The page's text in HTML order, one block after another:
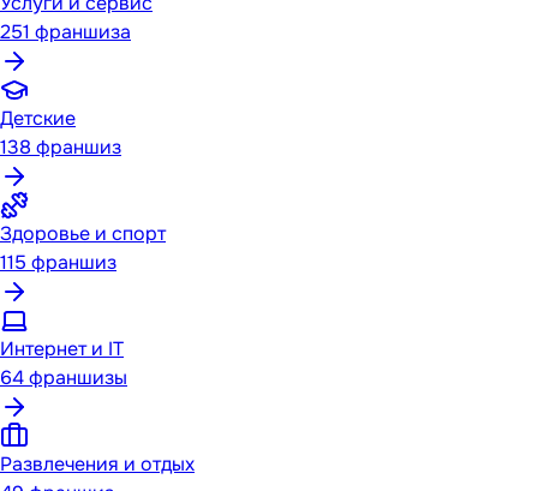
251 франшиза
Детские
138 франшиз
Здоровье и спорт
115 франшиз
Интернет и IT
64франшизы
Развлечения и отдых